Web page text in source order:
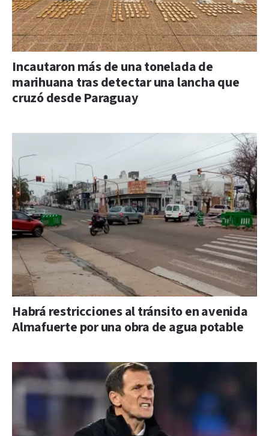
Incautaron más de una tonelada de
marihuana tras detectar una lancha que
cruzó desde Paraguay
Habrá restricciones al tránsito en avenida
Almafuerte por una obra de agua potable